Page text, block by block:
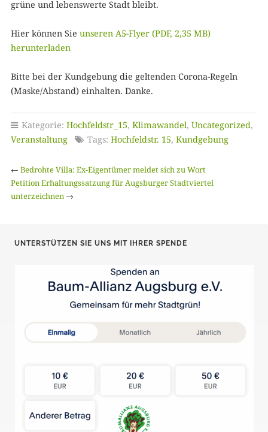
grüne und lebenswerte Stadt bleibt.
Hier können Sie unseren A5-Flyer (PDF, 2,35 MB)
herunterladen
Bitte bei der Kundgebung die geltenden Corona-Regeln
(Maske/Abstand) einhalten. Danke.
Kategorie: Hochfeldstr_15, Klimawandel, Uncategorized,
Veranstaltung
Tags: Hochfeldstr. 15, Kundgebung
← Bedrohte Villa: Ex-Eigentümer meldet sich zu Wort
Petition Erhaltungssatzung für Augsburger Stadtviertel
unterzeichnen →
UNTERSTÜTZEN SIE UNS MIT IHRER SPENDE